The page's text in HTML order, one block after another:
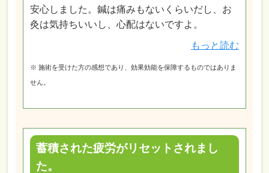
安心しました。鍼は痛みもないくらいだし、お
灸は気持ちいいし、心配はないですよ。
もっと読む
※ 施術を受けた方の感想であり、効果効能を保障するものではありま
せん。
蓄積された疲労がリセットされまし
た。